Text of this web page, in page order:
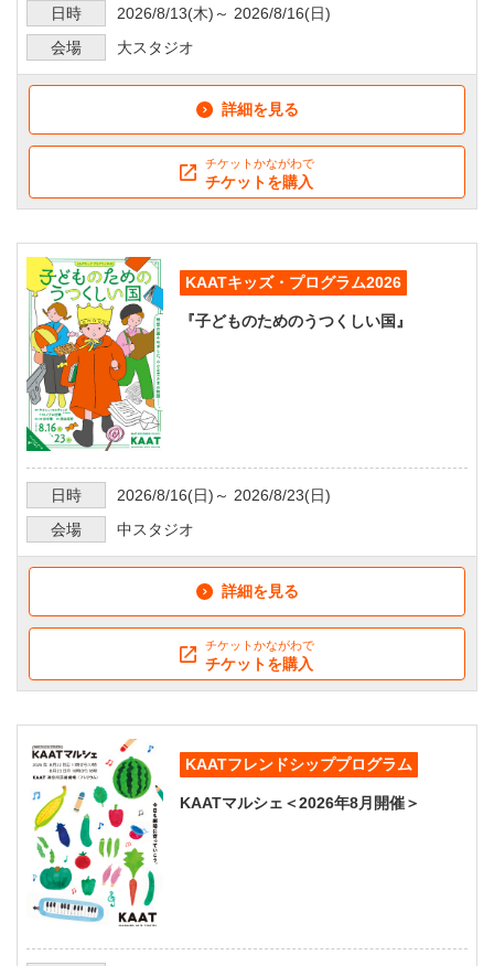
日時 2026/8/13(木)～ 2026/8/16(日)
会場
大スタジオ
詳細を見る
チケットかながわで
チケットを購入
KAATキッズ・プログラム2026
『子どものためのうつくしい国』
日時 2026/8/16(日)～ 2026/8/23(日)
会場
中スタジオ
詳細を見る
チケットかながわで
チケットを購入
KAATフレンドシッププログラム
KAATマルシェ＜2026年8月開催＞